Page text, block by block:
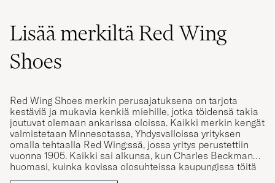
Lisää merkiltä Red Wing
Shoes
Red Wing Shoes merkin perusajatuksena on tarjota
kestäviä ja mukavia kenkiä miehille, jotka töidensä takia
joutuvat olemaan ankarissa oloissa. Kaikki merkin kengät
valmistetaan Minnesotassa, Yhdysvalloissa yrityksen
omalla tehtaalla Red Wing:ssä, jossa yritys perustettiin
vuonna 1905. Kaikki sai alkunsa, kun Charles Beckman
huomasi, kuinka kovissa olosuhteissa kaupungissa töitä